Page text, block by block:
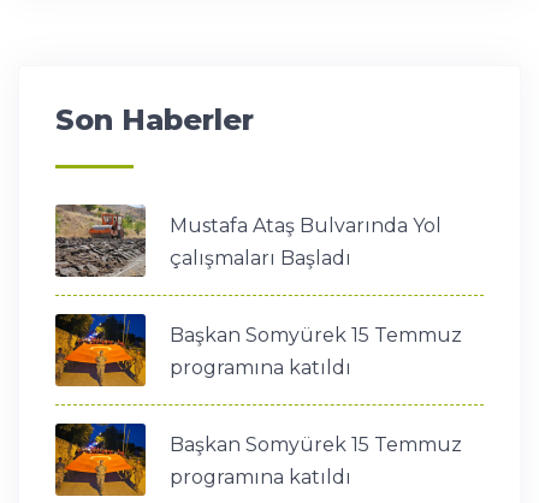
Son Haberler
Mustafa Ataş Bulvarında Yol
çalışmaları Başladı
Başkan Somyürek 15 Temmuz
programına katıldı
Başkan Somyürek 15 Temmuz
programına katıldı